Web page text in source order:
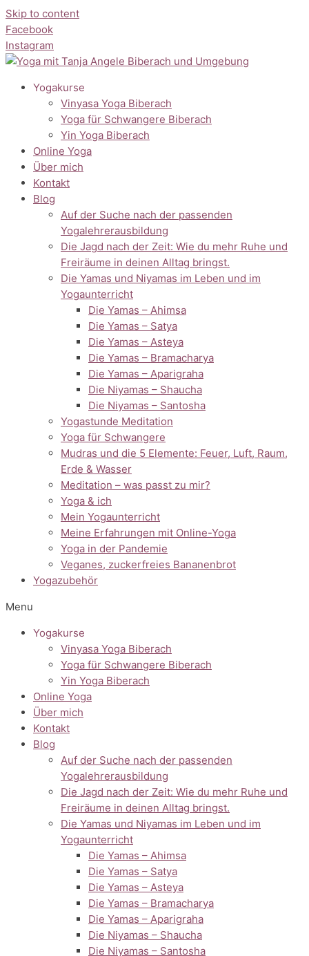
Skip to content
Facebook
Instagram
Yogakurse
Vinyasa Yoga Biberach
Yoga für Schwangere Biberach
Yin Yoga Biberach
Online Yoga
Über mich
Kontakt
Blog
Auf der Suche nach der passenden
Yogalehrerausbildung
Die Jagd nach der Zeit: Wie du mehr Ruhe und
Freiräume in deinen Alltag bringst.
Die Yamas und Niyamas im Leben und im
Yogaunterricht
Die Yamas – Ahimsa
Die Yamas – Satya
Die Yamas – Asteya
Die Yamas – Bramacharya
Die Yamas – Aparigraha
Die Niyamas – Shaucha
Die Niyamas – Santosha
Yogastunde Meditation
Yoga für Schwangere
Mudras und die 5 Elemente: Feuer, Luft, Raum,
Erde & Wasser
Meditation – was passt zu mir?
Yoga & ich
Mein Yogaunterricht
Meine Erfahrungen mit Online-Yoga
Yoga in der Pandemie
Veganes, zuckerfreies Bananenbrot
Yogazubehör
Menu
Yogakurse
Vinyasa Yoga Biberach
Yoga für Schwangere Biberach
Yin Yoga Biberach
Online Yoga
Über mich
Kontakt
Blog
Auf der Suche nach der passenden
Yogalehrerausbildung
Die Jagd nach der Zeit: Wie du mehr Ruhe und
Freiräume in deinen Alltag bringst.
Die Yamas und Niyamas im Leben und im
Yogaunterricht
Die Yamas – Ahimsa
Die Yamas – Satya
Die Yamas – Asteya
Die Yamas – Bramacharya
Die Yamas – Aparigraha
Die Niyamas – Shaucha
Die Niyamas – Santosha